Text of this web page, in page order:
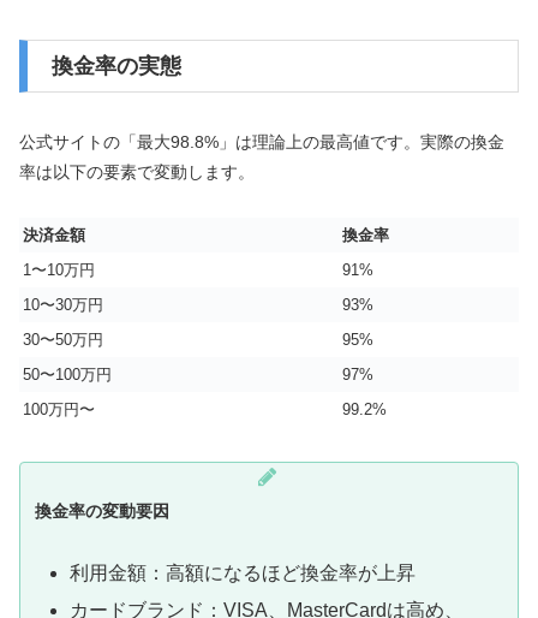
換金率の実態
公式サイトの「最大98.8%」は理論上の最高値です。実際の換金
率は以下の要素で変動します。
決済金額
換金率
1〜10万円
91%
10〜30万円
93%
30〜50万円
95%
50〜100万円
97%
100万円〜
99.2%
換金率の変動要因
利用金額：高額になるほど換金率が上昇
カードブランド：VISA、MasterCardは高め、